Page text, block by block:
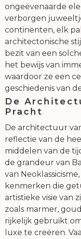
ongeëvenaarde
verborgen
continenten, elk
architectonische
bezit van een
het bewijs van
waardoor ze een
geschiedenis van
De
Pracht
De architectuur
reflectie van de
middelen van de
de grandeur van
van
kenmerken die
artistieke visie van
zoals marmer,
rijkelijk gebruikt
luxe te creëren.